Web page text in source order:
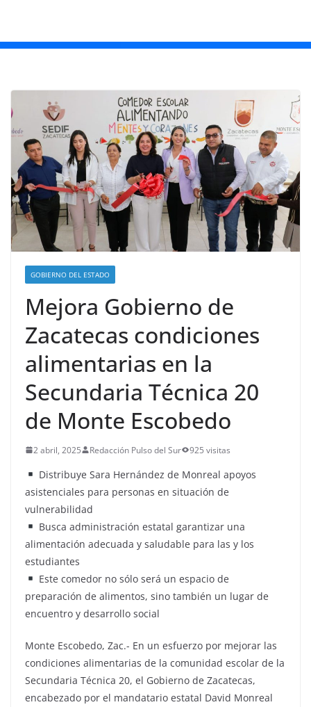
GOBIERNO DEL ESTADO
Mejora Gobierno de
Zacatecas condiciones
alimentarias en la
Secundaria Técnica 20
de Monte Escobedo
2 abril, 2025 Redacción Pulso del Sur 925 visitas
Distribuye Sara Hernández de Monreal apoyos
asistenciales para personas en situación de
vulnerabilidad
Busca administración estatal garantizar una
alimentación adecuada y saludable para las y los
estudiantes
Este comedor no sólo será un espacio de
preparación de alimentos, sino también un lugar de
encuentro y desarrollo social
Monte Escobedo, Zac.- En un esfuerzo por mejorar las
condiciones alimentarias de la comunidad escolar de la
Secundaria Técnica 20, el Gobierno de Zacatecas,
encabezado por el mandatario estatal David Monreal